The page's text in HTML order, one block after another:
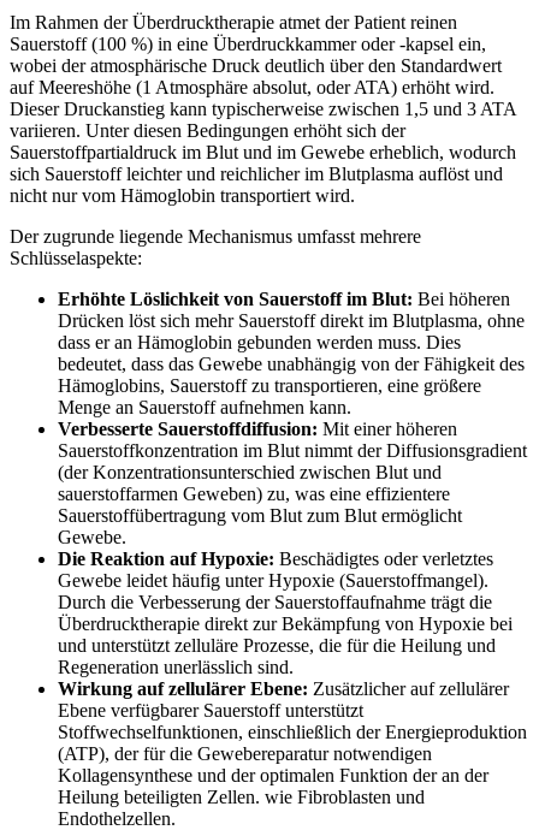
Im Rahmen der Überdrucktherapie atmet der Patient reinen
Sauerstoff (100 %) in eine Überdruckkammer oder -kapsel ein,
wobei der atmosphärische Druck deutlich über den Standardwert
auf Meereshöhe (1 Atmosphäre absolut, oder ATA) erhöht wird.
Dieser Druckanstieg kann typischerweise zwischen 1,5 und 3 ATA
variieren. Unter diesen Bedingungen erhöht sich der
Sauerstoffpartialdruck im Blut und im Gewebe erheblich, wodurch
sich Sauerstoff leichter und reichlicher im Blutplasma auflöst und
nicht nur vom Hämoglobin transportiert wird.
Der zugrunde liegende Mechanismus umfasst mehrere
Schlüsselaspekte:
Erhöhte Löslichkeit von Sauerstoff im Blut: Bei höheren
Drücken löst sich mehr Sauerstoff direkt im Blutplasma, ohne
dass er an Hämoglobin gebunden werden muss. Dies
bedeutet, dass das Gewebe unabhängig von der Fähigkeit des
Hämoglobins, Sauerstoff zu transportieren, eine größere
Menge an Sauerstoff aufnehmen kann.
Verbesserte Sauerstoffdiffusion: Mit einer höheren
Sauerstoffkonzentration im Blut nimmt der Diffusionsgradient
(der Konzentrationsunterschied zwischen Blut und
sauerstoffarmen Geweben) zu, was eine effizientere
Sauerstoffübertragung vom Blut zum Blut ermöglicht
Gewebe.
Die Reaktion auf Hypoxie: Beschädigtes oder verletztes
Gewebe leidet häufig unter Hypoxie (Sauerstoffmangel).
Durch die Verbesserung der Sauerstoffaufnahme trägt die
Überdrucktherapie direkt zur Bekämpfung von Hypoxie bei
und unterstützt zelluläre Prozesse, die für die Heilung und
Regeneration unerlässlich sind.
Wirkung auf zellulärer Ebene: Zusätzlicher auf zellulärer
Ebene verfügbarer Sauerstoff unterstützt
Stoffwechselfunktionen, einschließlich der Energieproduktion
(ATP), der für die Gewebereparatur notwendigen
Kollagensynthese und der optimalen Funktion der an der
Heilung beteiligten Zellen. wie Fibroblasten und
Endothelzellen.